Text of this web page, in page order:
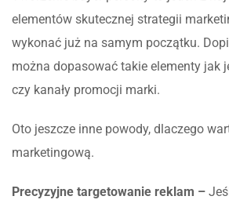
elementów skutecznej strategii
wykonać już na samym początku.
można dopasować takie elementy jak
czy kanały promocji marki.
Oto jeszcze inne powody, dlaczego
marketingową.
Precyzyjne targetowanie reklam –